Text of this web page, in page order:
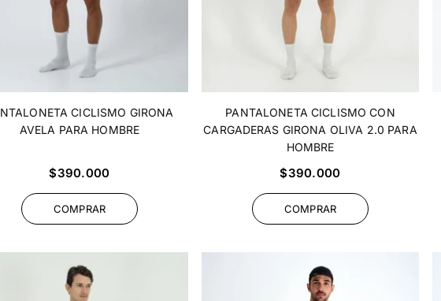
CICLISMO GIRONA
AVELA PARA HOMBRE
Precio
$390.000
COMPRAR
PANTALONETA CICLISMO CON
CARGADERAS GIRONA OLIVA 2.0 PARA
HOMBRE
Precio
$390.000
COMPRAR